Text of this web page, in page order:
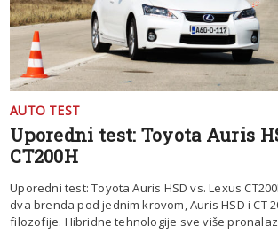
AUTO TEST
Uporedni test: Toyota Auris
CT200H
Uporedni test: Toyota Auris HSD vs. Lexus
dva brenda pod jednim krovom, Auris HSD i CT
filozofije. Hibridne tehnologije sve više